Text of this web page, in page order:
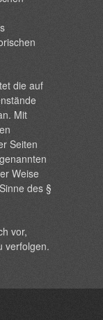
die auf
Mit
Seiten
Weise
des §
vor,
verfolgen.